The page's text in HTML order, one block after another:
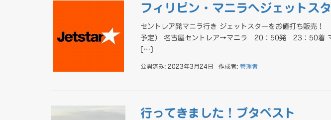
フィリピン・マニラへジェットス
セントレア発マニラ行き ジェットスターをお値打ち販売
予定） 名古屋セントレア→マニラ 20：50発 23：50
[…]
公開済み: 2023年3月24日 作成者: 管理者
行ってきました！ブタペスト